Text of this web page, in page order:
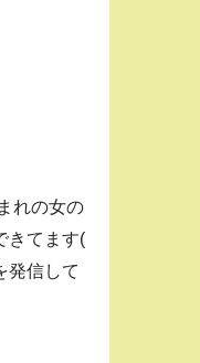
れの女の
きてます(
発信して